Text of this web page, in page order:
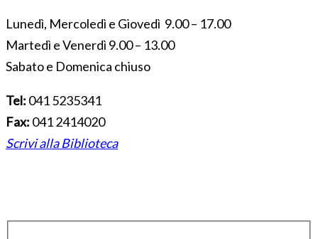
Lunedì, Mercoledì e Giovedì 9.00 – 17.00
Martedì e Venerdì 9.00 – 13.00
Sabato e Domenica chiuso
Tel: 041 5235341
Fax: 041 2414020
Scrivi alla Biblioteca